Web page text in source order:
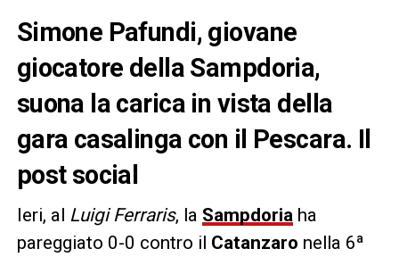
Simone Pafundi, giovane
giocatore della Sampdoria,
suona la carica in vista della
gara casalinga con il Pescara. Il
post social
Ieri, al Luigi Ferraris, la Sampdoria ha
pareggiato 0-0 contro il Catanzaro nella 6ª